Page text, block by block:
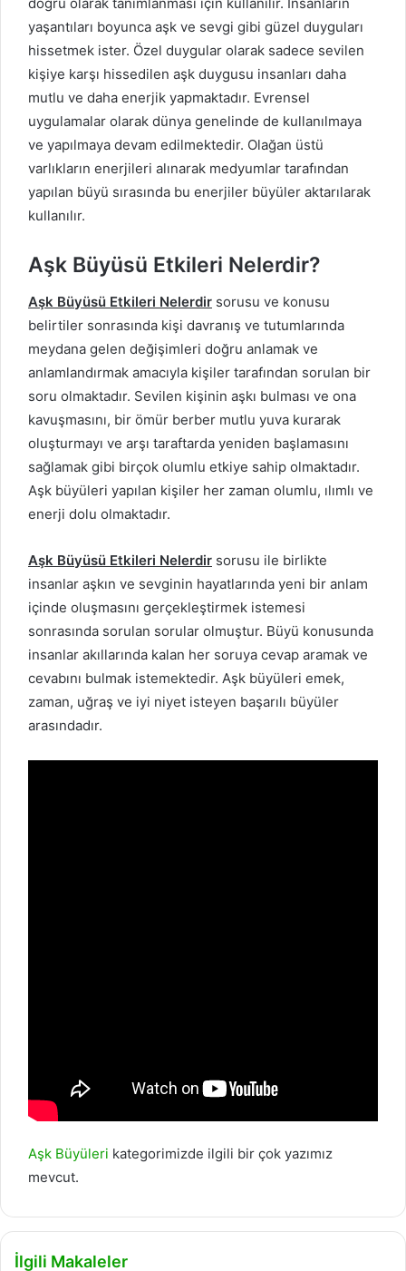
yaşantıları boyunca aşk ve sevgi gibi güzel duyguları
hissetmek ister. Özel duygular olarak sadece sevilen
kişiye karşı hissedilen aşk duygusu insanları daha
mutlu ve daha enerjik yapmaktadır. Evrensel
uygulamalar olarak dünya genelinde de kullanılmaya
ve yapılmaya devam edilmektedir. Olağan üstü
varlıkların enerjileri alınarak medyumlar tarafından
yapılan büyü sırasında bu enerjiler büyüler aktarılarak
kullanılır.
Aşk Büyüsü Etkileri Nelerdir?
Aşk Büyüsü Etkileri Nelerdir sorusu ve konusu
belirtiler sonrasında kişi davranış ve tutumlarında
meydana gelen değişimleri doğru anlamak ve
anlamlandırmak amacıyla kişiler tarafından sorulan bir
soru olmaktadır. Sevilen kişinin aşkı bulması ve ona
kavuşmasını, bir ömür berber mutlu yuva kurarak
oluşturmayı ve arşı taraftarda yeniden başlamasını
sağlamak gibi birçok olumlu etkiye sahip olmaktadır.
Aşk büyüleri yapılan kişiler her zaman olumlu, ılımlı ve
enerji dolu olmaktadır.
Aşk Büyüsü Etkileri Nelerdir sorusu ile birlikte
insanlar aşkın ve sevginin hayatlarında yeni bir anlam
içinde oluşmasını gerçekleştirmek istemesi
sonrasında sorulan sorular olmuştur. Büyü konusunda
insanlar akıllarında kalan her soruya cevap aramak ve
cevabını bulmak istemektedir. Aşk büyüleri emek,
zaman, uğraş ve iyi niyet isteyen başarılı büyüler
arasındadır.
Aşk Büyüleri kategorimizde ilgili bir çok yazımız
mevcut.
İlgili Makaleler